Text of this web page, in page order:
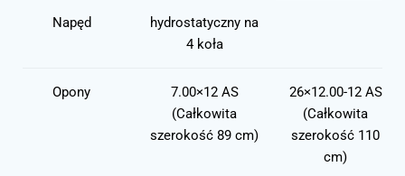
Napęd
hydrostatyczny na
4 koła
Opony
7.00×12 AS
(Całkowita
szerokość 89 cm)
26×12.00-12 AS
(Całkowita
szerokość 110
cm)